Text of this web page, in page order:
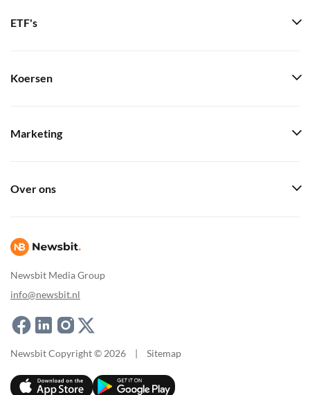
Newsbit Media Group
info@newsbit.nl
ETF's
Koersen
Marketing
Over ons
Newsbit Copyright © 2026 | Sitemap